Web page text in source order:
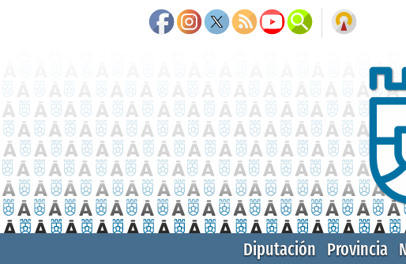
Diputación Provincia